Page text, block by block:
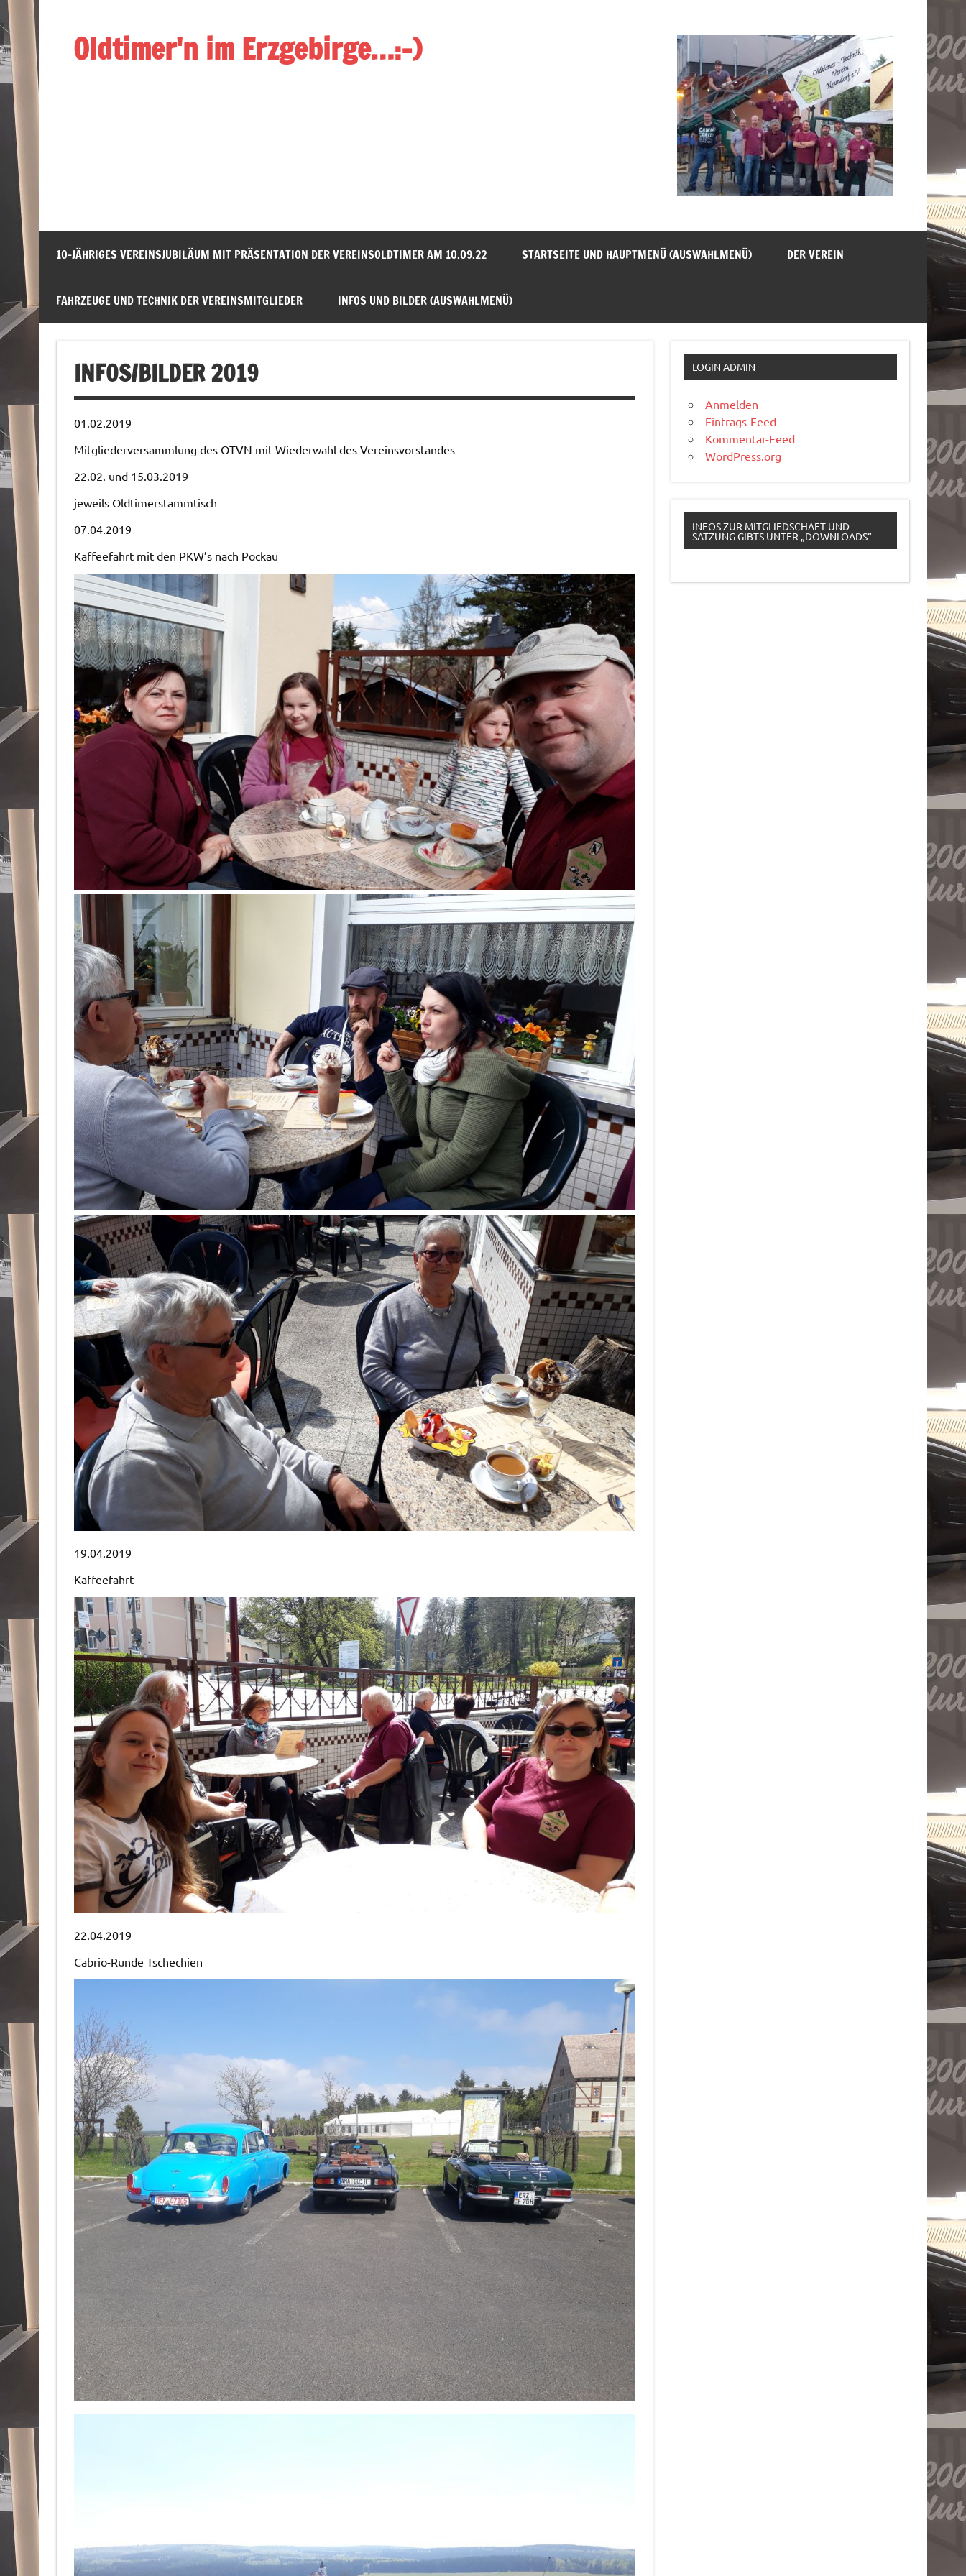
Zum
Inhalt
springen
Oldtimer'n im Erzgebirge…:-)
10-JÄHRIGES VEREINSJUBILÄUM MIT PRÄSENTATION DER VEREINSOLDTIMER AM 10.09.22 STARTSEITE UND HAUPTMENÜ (AUSWAHLMENÜ) DER VEREIN
FAHRZEUGE UND TECHNIK DER VEREINSMITGLIEDER INFOS UND BILDER (AUSWAHLMENÜ)
INFOS/BILDER 2019
01.02.2019
Mitgliederversammlung des OTVN mit Wiederwahl des Vereinsvorstandes
22.02. und 15.03.2019
jeweils Oldtimerstammtisch
07.04.2019
Kaffeefahrt mit den PKW’s nach Pockau
19.04.2019
Kaffeefahrt
22.04.2019
Cabrio-Runde Tschechien
LOGIN ADMIN
Anmelden
Eintrags-Feed
Kommentar-Feed
WordPress.org
INFOS ZUR MITGLIEDSCHAFT UND
SATZUNG GIBTS UNTER „DOWNLOADS“